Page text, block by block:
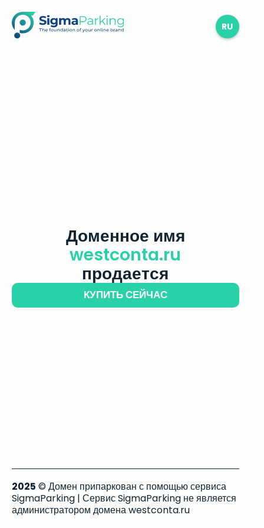
RU
Доменное имя
westconta.ru
продается
КУПИТЬ СЕЙЧАС
2025 © Домен припаркован с помощью сервиса
SigmaParking | Сервис SigmaParking не является
администратором домена westconta.ru